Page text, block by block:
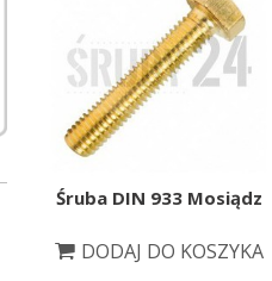
Śruba DIN 933 Mosiądz
DODAJ DO KOSZYKA